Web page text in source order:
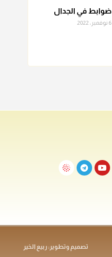
ضوابط في الجدال
6 نوفمبر، 2022
تصميم وتطوير: ربيع الخير